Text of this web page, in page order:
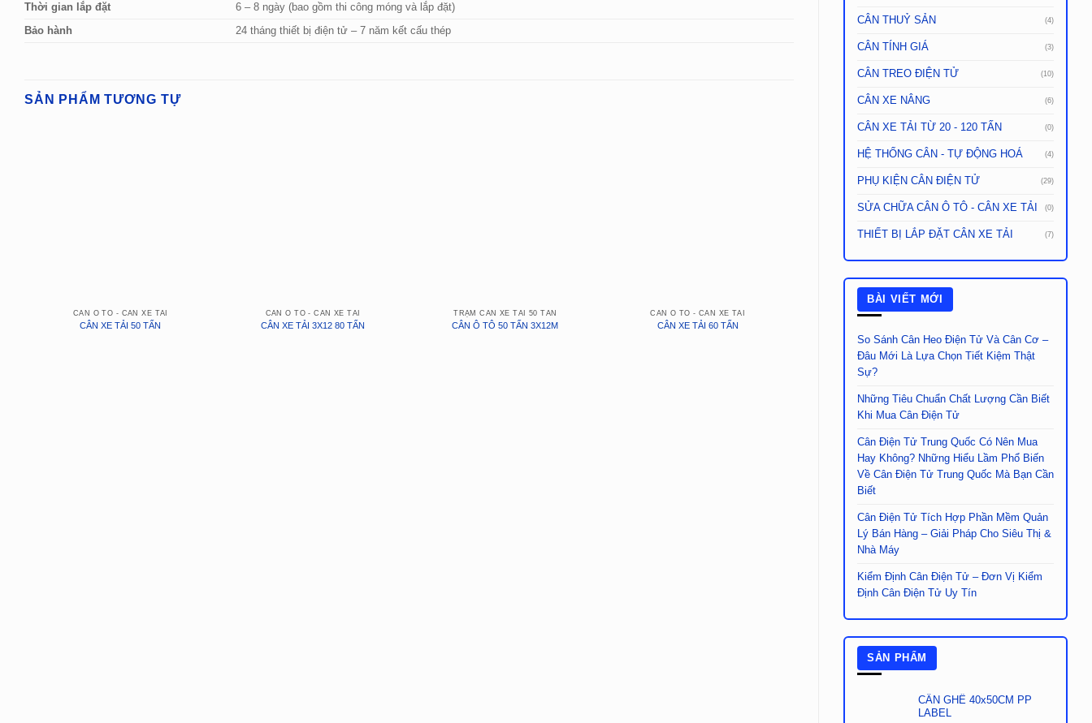
CÂN THUỶ SẢN (4)
CÂN TÍNH GIÁ (3)
CÂN TREO ĐIỆN TỬ (10)
CÂN XE NÂNG (6)
CÂN XE TẢI TỪ 20 - 120 TẤN (0)
HỆ THỐNG CÂN - TỰ ĐỘNG HOÁ (4)
PHỤ KIỆN CÂN ĐIỆN TỬ (29)
SỬA CHỮA CÂN Ô TÔ - CÂN XE TẢI (0)
THIẾT BỊ LẮP ĐẶT CÂN XE TẢI (7)
BÀI VIẾT MỚI
So Sánh Cân Heo Điện Tử Và Cân Cơ –
Đâu Mới Là Lựa Chọn Tiết Kiệm Thật
Sự?
Những Tiêu Chuẩn Chất Lượng Cần Biết
Khi Mua Cân Điện Tử
Cân Điện Tử Trung Quốc Có Nên Mua
Hay Không? Những Hiểu Lầm Phổ Biến
Về Cân Điện Tử Trung Quốc Mà Bạn Cần
Biết
Cân Điện Tử Tích Hợp Phần Mềm Quản
Lý Bán Hàng – Giải Pháp Cho Siêu Thị &
Nhà Máy
Kiểm Định Cân Điện Tử – Đơn Vị Kiểm
Định Cân Điện Tử Uy Tín
SẢN PHẨM
CÂN GHẾ 40x50CM PP
LABEL
Thời gian lắp đặt
6 – 8 ngày (bao gồm thi công móng và lắp đặt)
Bảo hành
24 tháng thiết bị điện tử – 7 năm kết cấu thép
SẢN PHẨM TƯƠNG TỰ
CÂN Ô TÔ - CÂN XE TẢI
CÂN XE TẢI 50 TẤN
CÂN Ô TÔ - CÂN XE TẢI
CÂN XE TẢI 3X12 80 TẤN
TRẠM CÂN XE TẢI 50 TẤN
CÂN Ô TÔ 50 TẤN 3X12M
CÂN Ô TÔ - CÂN XE TẢI
CÂN XE TẢI 60 TẤN
CÂN Ô TÔ - CÂN XE TẢI